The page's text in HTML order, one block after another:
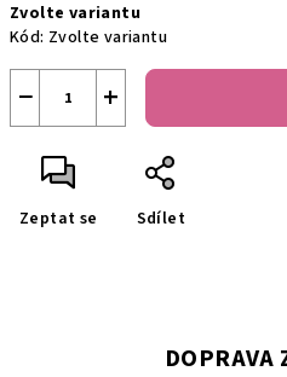
cena:
Zvolte variantu
Kód: Zvolte variantu
+
−
Zeptat se Sdílet
DOPRAVA